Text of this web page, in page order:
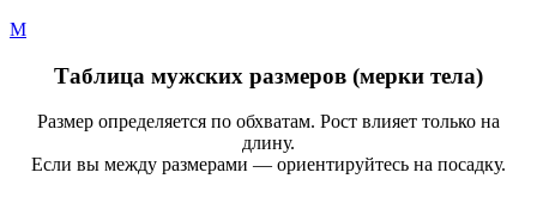
М
Таблица мужских размеров (мерки тела)
Размер определяется по обхватам. Рост влияет только на
длину.
Если вы между размерами — ориентируйтесь на посадку.